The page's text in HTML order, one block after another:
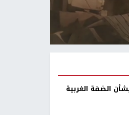
الضفة الغربية